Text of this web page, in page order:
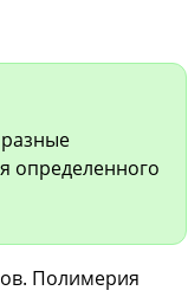
определенного
Полимерия